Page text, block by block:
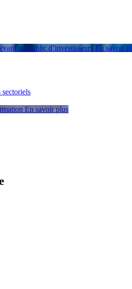
un public d’investisseurs En savoir
sectoriels
En savoir plus